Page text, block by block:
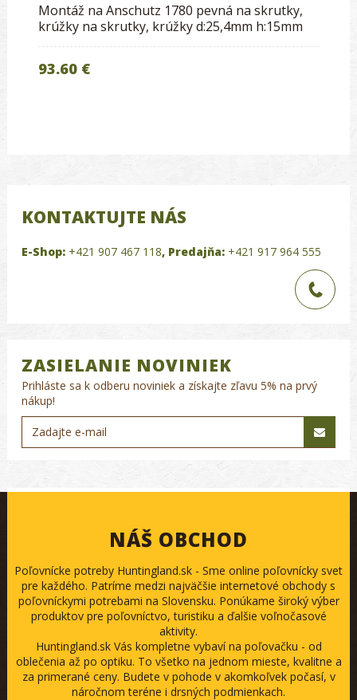
Montáž na Anschutz 1780 pevná na skrutky,
krúžky na skrutky, krúžky d:25,4mm h:15mm
93.60 €
KONTAKTUJTE NÁS
E-Shop: +421 907 467 118, Predajňa: +421 917 964 555
ZASIELANIE NOVINIEK
Prihláste sa k odberu noviniek a získajte zľavu 5% na prvý
nákup!
NÁŠ OBCHOD
Poľovnícke potreby Huntingland.sk - Sme online poľovnícky svet
pre každého. Patríme medzi najväčšie internetové obchody s
poľovníckymi potrebami na Slovensku. Ponúkame široký výber
produktov pre poľovníctvo, turistiku a ďalšie voľnočasové
aktivity.
Huntingland.sk Vás kompletne vybaví na poľovačku - od
oblečenia až po optiku. To všetko na jednom mieste, kvalitne a
za primerané ceny. Budete v pohode v akomkoľvek počasí, v
náročnom teréne i drsných podmienkach.